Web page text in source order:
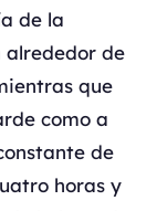
de la
alrededor de
que
como a
de
horas y